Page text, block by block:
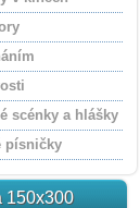
scénky a hlášky
písničky
150x300